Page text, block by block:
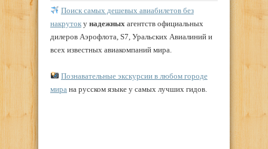
Поиск самых дешевых авиабилетов без
накруток у надежных агентств официальных
дилеров Аэрофлота, S7, Уральских Авиалиний и
всех известных авиакомпаний мира.
Познавательные экскурсии в любом городе
мира на русском языке у самых лучших гидов.